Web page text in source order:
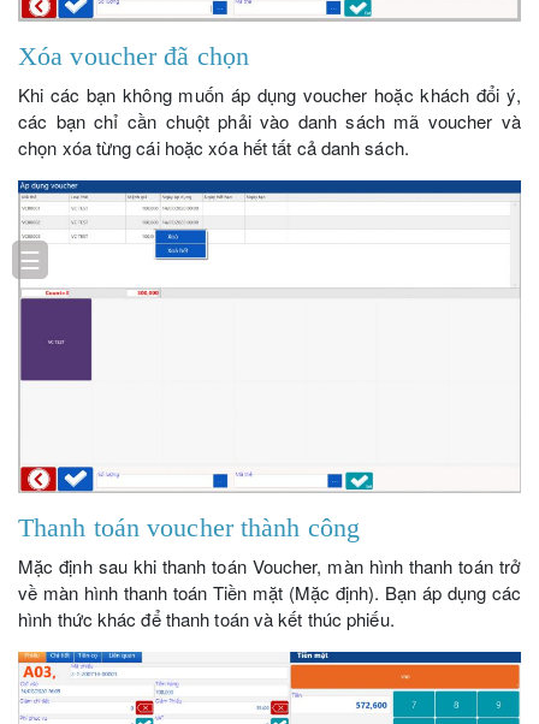
☰
Xóa voucher đã chọn
Khi các bạn không muốn áp dụng voucher hoặc khách đổi ý,
các bạn chỉ cần chuột phải vào danh sách mã voucher và
chọn xóa từng cái hoặc xóa hết tất cả danh sách.
Thanh toán voucher thành công
Mặc định sau khi thanh toán Voucher, màn hình thanh toán trở
về màn hình thanh toán Tiền mặt (Mặc định). Bạn áp dụng các
hình thức khác để thanh toán và kết thúc phiếu.